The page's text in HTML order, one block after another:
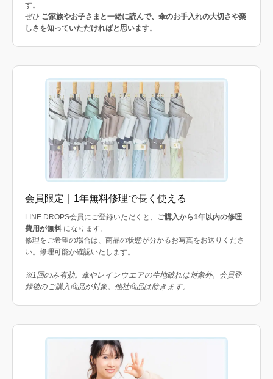
す。
ぜひ ご家族やお子さまと一緒に読んで、傘のお手入れの大切さや楽
しさを知っていただければと思います。
会員限定｜1年無料修理で長く使える
LINE DROPS会員にご登録いただくと、 ご購入から1年以内の修理
費用が無料 になります。
修理をご希望の場合は、商品の状態が分かるお写真をお送りくださ
い。修理可能か確認いたします。
※1回のみ有効。傘やレインウエアの生地破れは対象外。会員登
録後のご購入商品が対象。他社商品は除きます。